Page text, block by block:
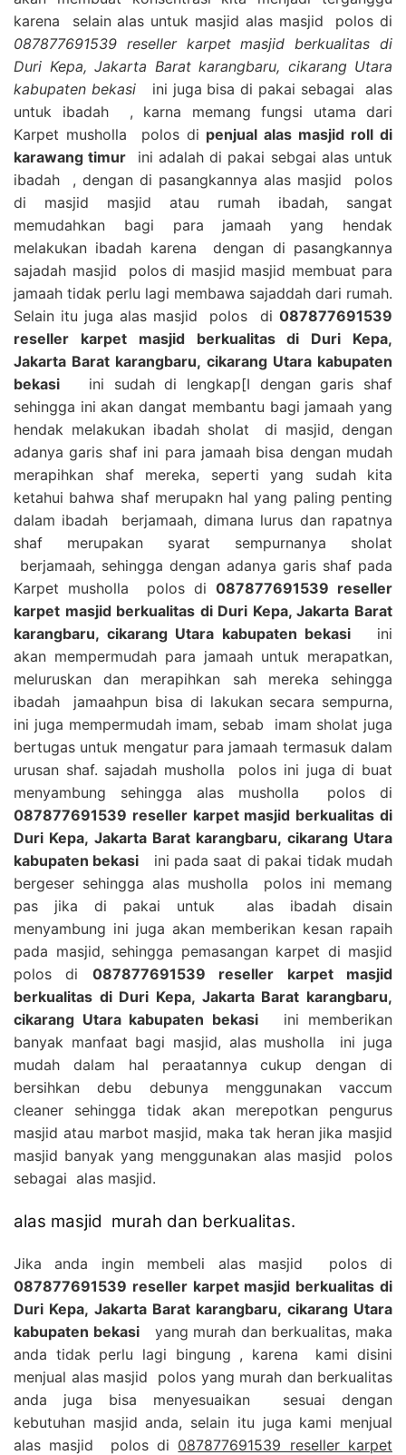
karena selain alas untuk masjid alas masjid polos di
087877691539 reseller karpet masjid berkualitas di
Duri Kepa, Jakarta Barat karangbaru, cikarang Utara
kabupaten bekasi ini juga bisa di pakai sebagai alas
untuk ibadah , karna memang fungsi utama dari
Karpet musholla polos di penjual alas masjid roll di
karawang timur ini adalah di pakai sebgai alas untuk
ibadah , dengan di pasangkannya alas masjid polos
di masjid masjid atau rumah ibadah, sangat
memudahkan bagi para jamaah yang hendak
melakukan ibadah karena dengan di pasangkannya
sajadah masjid polos di masjid masjid membuat para
jamaah tidak perlu lagi membawa sajaddah dari rumah.
Selain itu juga alas masjid polos di 087877691539
reseller karpet masjid berkualitas di Duri Kepa,
Jakarta Barat karangbaru, cikarang Utara kabupaten
bekasi ini sudah di lengkap[I dengan garis shaf
sehingga ini akan dangat membantu bagi jamaah yang
hendak melakukan ibadah sholat di masjid, dengan
adanya garis shaf ini para jamaah bisa dengan mudah
merapihkan shaf mereka, seperti yang sudah kita
ketahui bahwa shaf merupakn hal yang paling penting
dalam ibadah berjamaah, dimana lurus dan rapatnya
shaf merupakan syarat sempurnanya sholat
berjamaah, sehingga dengan adanya garis shaf pada
Karpet musholla polos di 087877691539 reseller
karpet masjid berkualitas di Duri Kepa, Jakarta Barat
karangbaru, cikarang Utara kabupaten bekasi ini
akan mempermudah para jamaah untuk merapatkan,
meluruskan dan merapihkan sah mereka sehingga
ibadah jamaahpun bisa di lakukan secara sempurna,
ini juga mempermudah imam, sebab imam sholat juga
bertugas untuk mengatur para jamaah termasuk dalam
urusan shaf. sajadah musholla polos ini juga di buat
menyambung sehingga alas musholla polos di
087877691539 reseller karpet masjid berkualitas di
Duri Kepa, Jakarta Barat karangbaru, cikarang Utara
kabupaten bekasi ini pada saat di pakai tidak mudah
bergeser sehingga alas musholla polos ini memang
pas jika di pakai untuk alas ibadah disain
menyambung ini juga akan memberikan kesan rapaih
pada masjid, sehingga pemasangan karpet di masjid
polos di 087877691539 reseller karpet masjid
berkualitas di Duri Kepa, Jakarta Barat karangbaru,
cikarang Utara kabupaten bekasiini memberikan
banyak manfaat bagi masjid, alas musholla ini juga
mudah dalam hal peraatannya cukup dengan di
bersihkan debu debunya menggunakan vaccum
cleaner sehingga tidak akan merepotkan pengurus
masjid atau marbot masjid, maka tak heran jika masjid
masjid banyak yang menggunakan alas masjid polos
sebagai alas masjid.
alas masjid murah dan berkualitas.
Jika anda ingin membeli alas masjid polos di
087877691539 reseller karpet masjid berkualitas di
Duri Kepa, Jakarta Barat karangbaru, cikarang Utara
kabupaten bekasiyang murah dan berkualitas, maka
anda tidak perlu lagi bingung , karena kami disini
menjual alas masjid polos yang murah dan berkualitas
anda juga bisa menyesuaikan sesuai dengan
kebutuhan masjid anda, selain itu juga kami menjual
alas masjid polos di 087877691539 reseller karpet